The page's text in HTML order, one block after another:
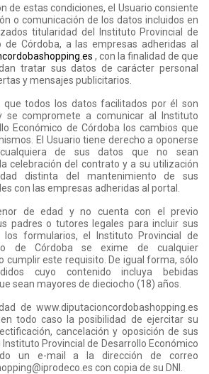
de estas condiciones, el Usuario consiente
o comunicación de los datos incluidos en
titularidad del Instituto Provincial de
de Córdoba, a las empresas adheridas al
, con la finalidad de que
tratar sus datos de carácter personal
y mensajes publicitarios.
que todos los datos facilitados por él son
se compromete a comunicar al Instituto
Económico de Córdoba los cambios que
El Usuario tiene derecho a oponerse
de sus datos que no sean
celebración del contrato y a su utilización
distinta del mantenimiento de sus
con las empresas adheridas al portal.
de edad y no cuenta con el previo
padres o tutores legales para incluir sus
los formularios, el Instituto Provincial de
de Córdoba se exime de cualquier
cumplir este requisito. De igual forma, sólo
cuyo contenido incluya bebidas
sean mayores de dieciocho (18) años.
de www.diputacioncordobashopping.es
todo caso la posibilidad de ejercitar su
cancelación y oposición de sus
Provincial de Desarrollo Económico
un e-mail a la dirección de correo
con copia de su DNI.